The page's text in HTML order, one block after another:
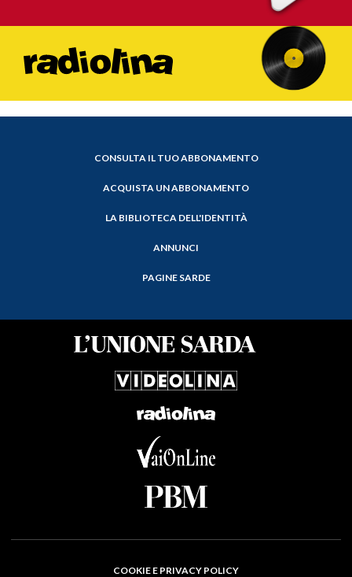
CONSULTA IL TUO ABBONAMENTO
ACQUISTA UN ABBONAMENTO
LA BIBLIOTECA DELL'IDENTITÀ
ANNUNCI
PAGINE SARDE
COOKIE E PRIVACY POLICY